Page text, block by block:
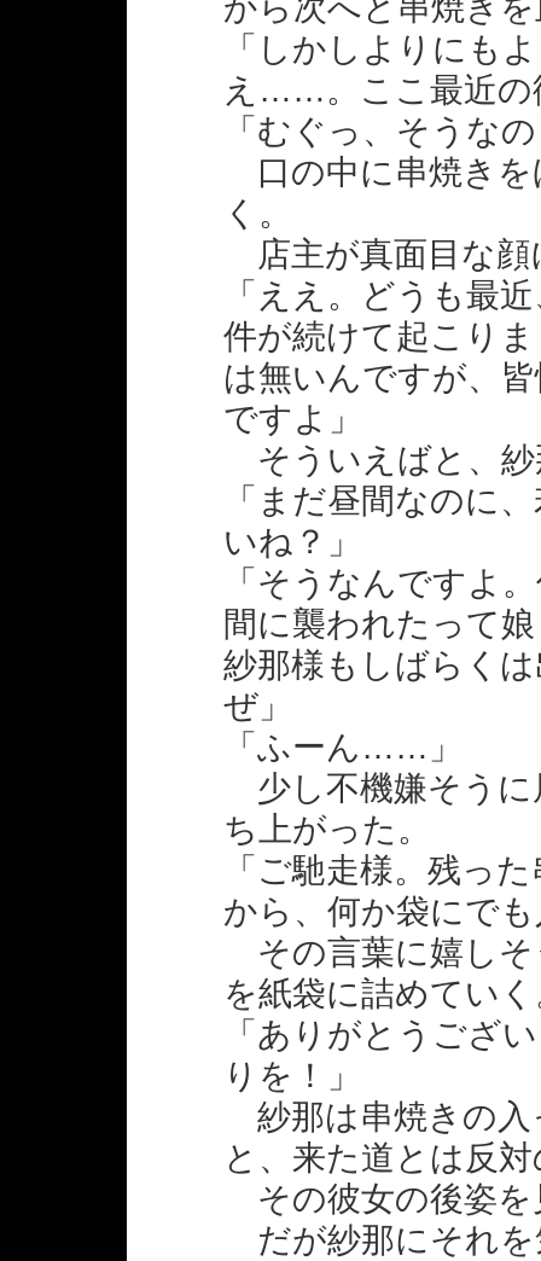
から次へと串焼き
「しかしよりにも
え……。ここ最近の
「むぐっ、そうな
口の中に串焼きを
く。
店主が真面目な顔
「ええ。どうも最
件が続けて起こり
は無いんですが、
ですよ」
そういえばと、紗
「まだ昼間なのに
いね？」
「そうなんですよ
間に襲われたって
紗那様もしばらく
ぜ」
「ふーん……」
少し不機嫌そうに
ち上がった。
「ご馳走様。残っ
から、何か袋にで
その言葉に嬉しそ
を紙袋に詰めてい
「ありがとうござ
りを！」
紗那は串焼きの入
と、来た道とは反
その彼女の後姿を
だが紗那にそれを